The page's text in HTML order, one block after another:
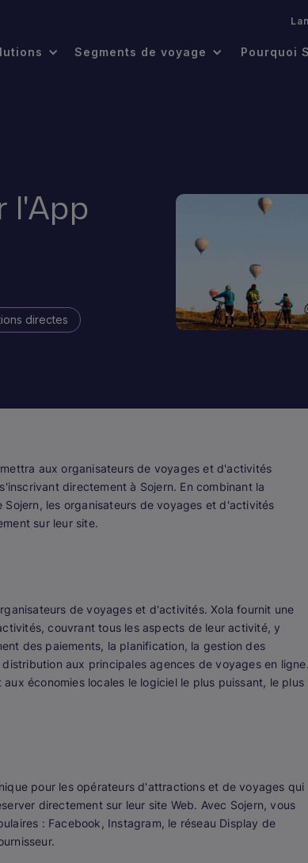
Segments de voyage Pourquoi
l'App
directes
aux organisateurs de voyages et d'activités
directement à Sojern. En combinant la
les organisateurs de voyages et d'activités
sur leur site.
de voyages et d'activités. Xola fournit une
couvrant tous les aspects de leur activité, y
des paiements, la planification, la gestion des
aux principales agences de voyages en
économies locales le logiciel le plus puissant, le plus
pour les opérateurs d'attractions et de voyages qui
directement sur leur site Web. Avec Sojern, vous
: Facebook, Instagram, le réseau Display de